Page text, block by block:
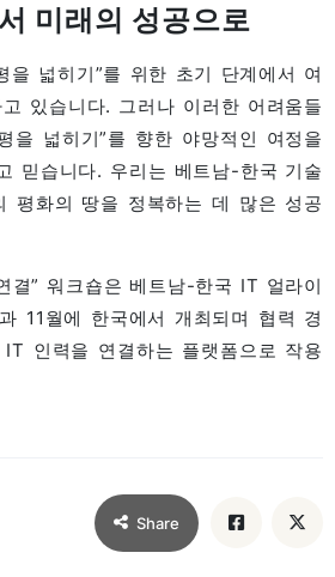
미래의 성공으로
을 넓히기”를 위한 초기 단계에서 여
있습니다. 그러나 이러한 어려움들
을 넓히기”를 향한 야망적인 여정을
믿습니다. 우리는 베트남-한국 기술
평화의 땅을 정복하는 데 많은 성공
결” 워크숍은 베트남-한국 IT 얼라이
11월에 한국에서 개최되며 협력 경
인력을 연결하는 플랫폼으로 작용
Share